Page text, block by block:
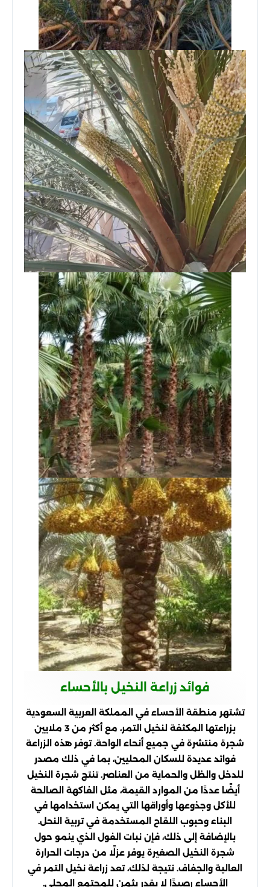
فوائد زراعة النخيل بالأحساء
تشتهر منطقة الأحساء في المملكة العربية السعودية
بزراعتها المكثفة لنخيل التمر، مع أكثر من 3 ملايين
شجرة منتشرة في جميع أنحاء الواحة. توفر هذه الزراعة
فوائد عديدة للسكان المحليين، بما في ذلك مصدر
للدخل والظل والحماية من العناصر. تنتج شجرة النخيل
أيضًا عددًا من الموارد القيمة، مثل الفاكهة الصالحة
للأكل وجذوعها وأوراقها التي يمكن استخدامها في
البناء وحبوب اللقاح المستخدمة في تربية النحل.
بالإضافة إلى ذلك، فإن نبات الفول الذي ينمو حول
شجرة النخيل الصغيرة يوفر عزلًا من درجات الحرارة
العالية والجفاف. نتيجة لذلك، تعد زراعة نخيل التمر في
الأحساء رصيدًا لا يقدر بثمن للمجتمع المحلي.